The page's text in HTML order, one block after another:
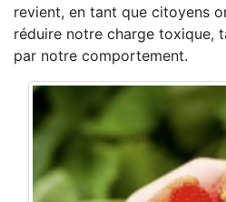
revient, en tant que citoyens
réduire notre charge toxique,
par notre comportement.